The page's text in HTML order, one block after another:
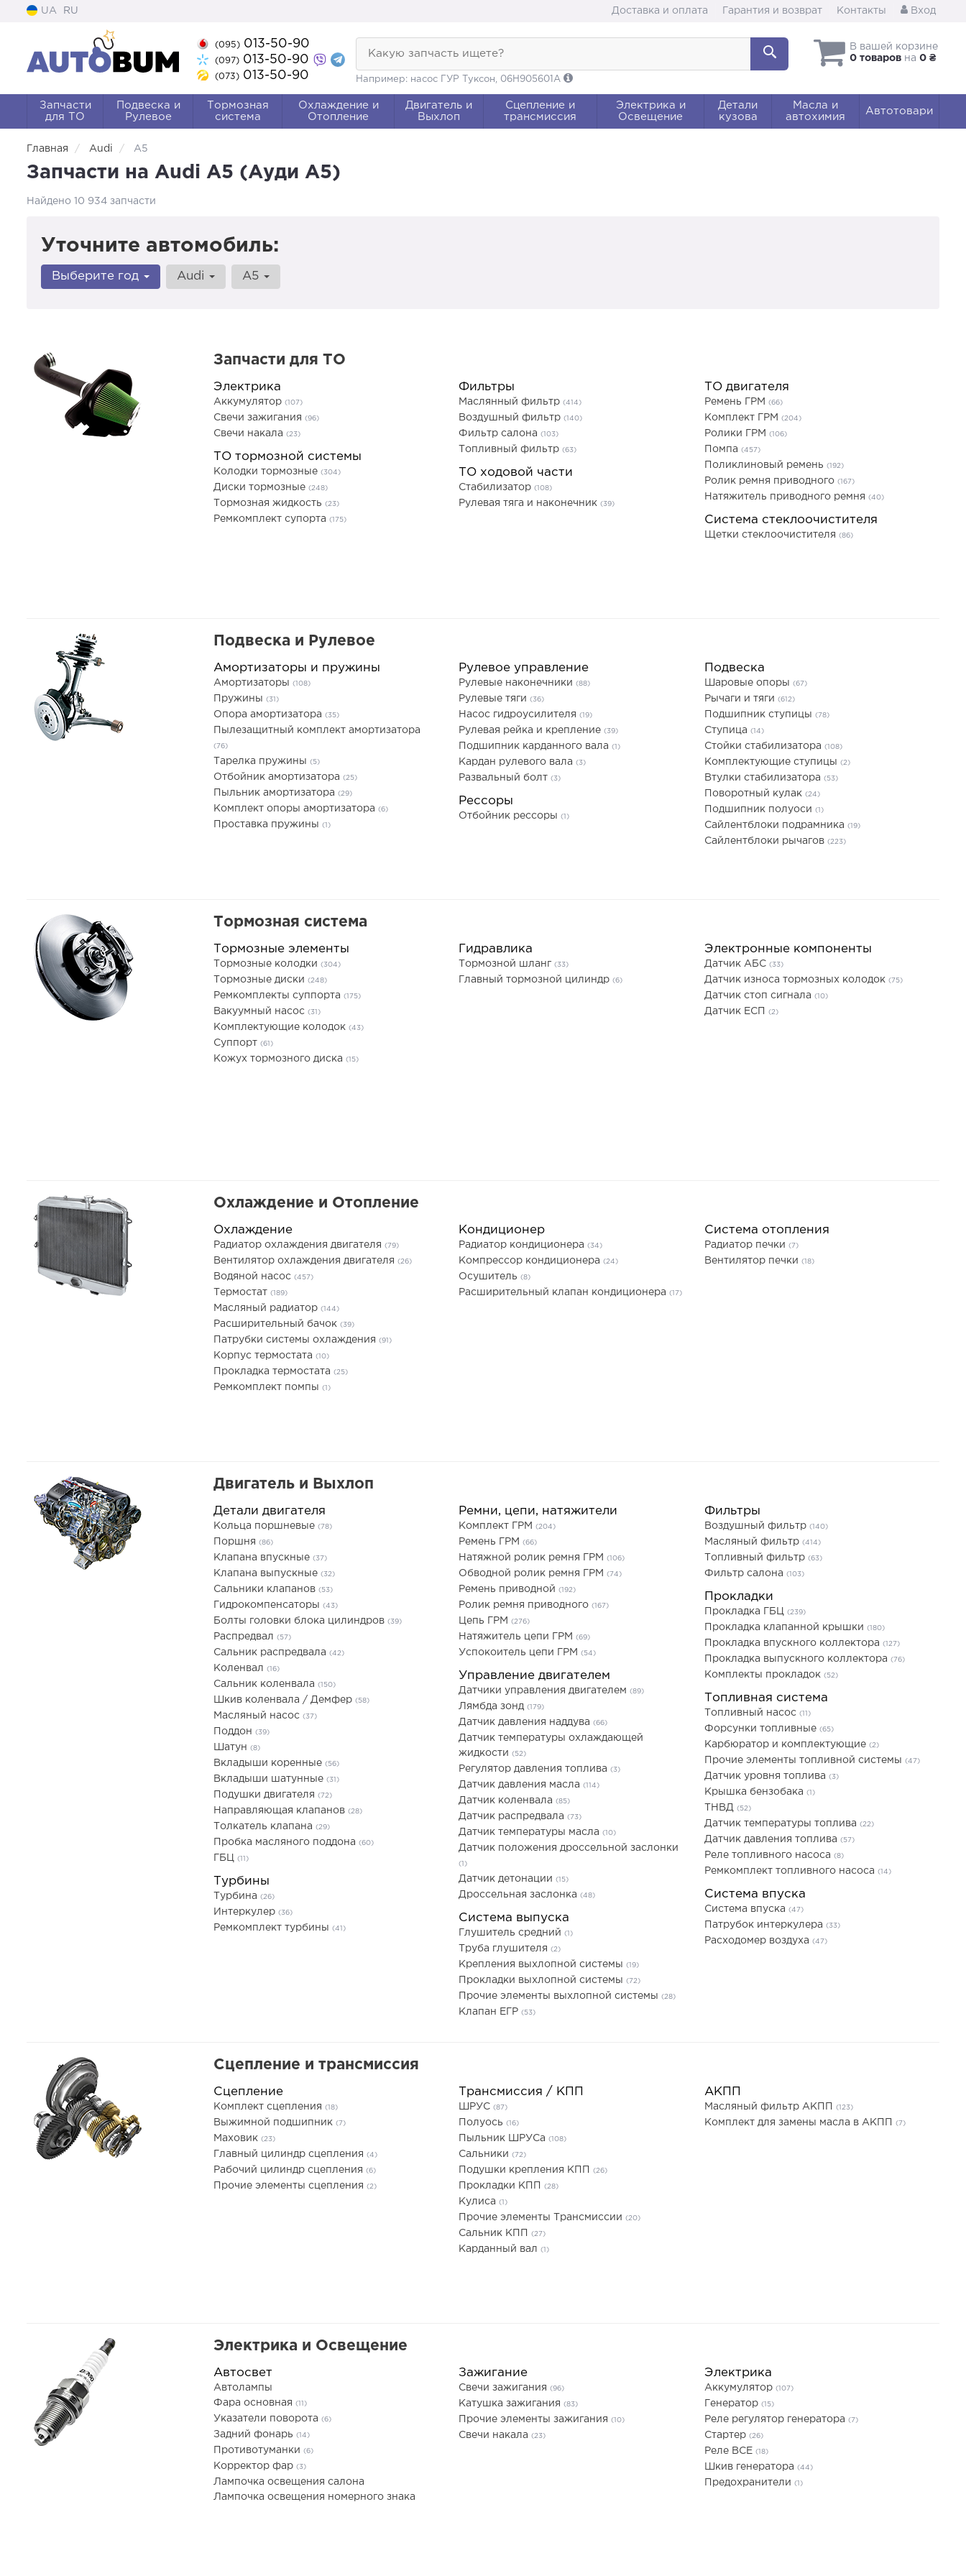
UA RU Доставка и оплата Гарантия и возврат Контакты Вход
(095)013-50-90
(097)013-50-90
(073)013-50-90
В вашей корзине
0 товаров на 0 ₴
Какую запчасть ищете?
Например: насос ГУР Туксон, 06H905601A
Запчасти
для ТО
Подвеска и
Рулевое
Тормозная
система
Охлаждение и
Отопление
Двигатель и
Выхлоп
Сцепление и
трансмиссия
Электрика и
Освещение
Детали
кузова
Масла и
автохимия
Автотовари
Главная Audi A5
Запчасти на Audi A5 (Ауди А5)
Найдено 10 934 запчасти
Уточните автомобиль:
Выберите год Audi A5
Запчасти для ТО
Электрика
Аккумулятор (107)
Свечи зажигания (96)
Свечи накала (23)
Фильтры
Маслянный фильтр (414)
Воздушный фильтр (140)
Фильтр салона (103)
Топливный фильтр (63)
ТО двигателя
Ремень ГРМ (66)
Комплект ГРМ (204)
Ролики ГРМ (106)
Помпа (457)
Поликлиновый ремень (192)
Ролик ремня приводного (167)
Натяжитель приводного ремня (40)
ТО тормозной системы
Колодки тормозные (304)
Диски тормозные (248)
Тормозная жидкость (23)
Ремкомплект супорта (175)
ТО ходовой части
Стабилизатор (108)
Рулевая тяга и наконечник (39)
Система стеклоочистителя
Щетки стеклоочистителя (86)
Подвеска и Рулевое
Амортизаторы и пружины
Амортизаторы (108)
Пружины (31)
Опора амортизатора (35)
Пылезащитный комплект амортизатора
(76)
Тарелка пружины (5)
Отбойник амортизатора (25)
Пыльник амортизатора (29)
Комплект опоры амортизатора (6)
Проставка пружины (1)
Рулевое управление
Рулевые наконечники (88)
Рулевые тяги (36)
Насос гидроусилителя (19)
Рулевая рейка и крепление (39)
Подшипник карданного вала (1)
Кардан рулевого вала (3)
Развальный болт (3)
Подвеска
Шаровые опоры (67)
Рычаги и тяги (612)
Подшипник ступицы (78)
Ступица (14)
Стойки стабилизатора (108)
Комплектующие ступицы (2)
Втулки стабилизатора (53)
Поворотный кулак (24)
Подшипник полуоси (1)
Сайлентблоки подрамника (19)
Сайлентблоки рычагов (223)
Рессоры
Отбойник рессоры (1)
Тормозная система
Тормозные элементы
Тормозные колодки (304)
Тормозные диски (248)
Ремкомплекты суппорта (175)
Вакуумный насос (31)
Комплектующие колодок (43)
Суппорт (61)
Кожух тормозного диска (15)
Гидравлика
Тормозной шланг (33)
Главный тормозной цилиндр (6)
Электронные компоненты
Датчик АБС (33)
Датчик износа тормозных колодок (75)
Датчик стоп сигнала (10)
Датчик ЕСП (2)
Охлаждение и Отопление
Охлаждение
Радиатор охлаждения двигателя (79)
Вентилятор охлаждения двигателя (26)
Водяной насос (457)
Термостат (189)
Масляный радиатор (144)
Расширительный бачок (39)
Патрубки системы охлаждения (91)
Корпус термостата (10)
Прокладка термостата (25)
Ремкомплект помпы (1)
Кондиционер
Радиатор кондиционера (34)
Компрессор кондиционера (24)
Осушитель (8)
Расширительный клапан кондиционера (17)
Система отопления
Радиатор печки (7)
Вентилятор печки (18)
Двигатель и Выхлоп
Детали двигателя
Кольца поршневые (78)
Поршня (86)
Клапана впускные (37)
Клапана выпускные (32)
Сальники клапанов (53)
Гидрокомпенсаторы (43)
Болты головки блока цилиндров (39)
Распредвал (57)
Сальник распредвала (42)
Коленвал (16)
Сальник коленвала (150)
Шкив коленвала / Демфер (58)
Масляный насос (37)
Поддон (39)
Шатун (8)
Вкладыши коренные (56)
Вкладыши шатунные (31)
Подушки двигателя (72)
Направляющая клапанов (28)
Толкатель клапана (29)
Пробка масляного поддона (60)
ГБЦ (11)
Ремни, цепи, натяжители
Комплект ГРМ (204)
Ремень ГРМ (66)
Натяжной ролик ремня ГРМ (106)
Обводной ролик ремня ГРМ (74)
Ремень приводной (192)
Ролик ремня приводного (167)
Цепь ГРМ (276)
Натяжитель цепи ГРМ (69)
Успокоитель цепи ГРМ (54)
Фильтры
Воздушный фильтр (140)
Масляный фильтр (414)
Топливный фильтр (63)
Фильтр салона (103)
Прокладки
Прокладка ГБЦ (239)
Прокладка клапанной крышки (180)
Прокладка впускного коллектора (127)
Прокладка выпускного коллектора (76)
Комплекты прокладок (52)
Управление двигателем
Датчики управления двигателем (89)
Лямбда зонд (179)
Датчик давления наддува (66)
Датчик температуры охлаждающей
жидкости (52)
Регулятор давления топлива (3)
Датчик давления масла (114)
Датчик коленвала (85)
Датчик распредвала (73)
Датчик температуры масла (10)
Датчик положения дроссельной заслонки
(1)
Датчик детонации (15)
Дроссельная заслонка (48)
Топливная система
Топливный насос (11)
Форсунки топливные (65)
Карбюратор и комплектующие (2)
Прочие элементы топливной системы (47)
Датчик уровня топлива (3)
Крышка бензобака (1)
ТНВД (52)
Датчик температуры топлива (22)
Датчик давления топлива (57)
Реле топливного насоса (8)
Ремкомплект топливного насоса (14)
Турбины
Турбина (26)
Интеркулер (36)
Ремкомплект турбины (41)
Система впуска
Система впуска (47)
Патрубок интеркулера (33)
Расходомер воздуха (47)
Система выпуска
Глушитель средний (1)
Труба глушителя (2)
Крепления выхлопной системы (19)
Прокладки выхлопной системы (72)
Прочие элементы выхлопной системы (28)
Клапан ЕГР (53)
Сцепление и трансмиссия
Сцепление
Комплект сцепления (18)
Выжимной подшипник (7)
Маховик (23)
Главный цилиндр сцепления (4)
Рабочий цилиндр сцепления (6)
Прочие элементы сцепления (2)
Трансмиссия / КПП
ШРУС (87)
Полуось (16)
Пыльник ШРУСа (108)
Сальники (72)
Подушки крепления КПП (26)
Прокладки КПП (28)
Кулиса (1)
Прочие элементы Трансмиссии (20)
Сальник КПП (27)
Карданный вал (1)
АКПП
Масляный фильтр АКПП (123)
Комплект для замены масла в АКПП (7)
Электрика и Освещение
Автосвет
Автолампы
Фара основная (11)
Указатели поворота (6)
Задний фонарь (14)
Противотуманки (6)
Корректор фар (3)
Лампочка освещения салона
Лампочка освещения номерного знака
Зажигание
Свечи зажигания (96)
Катушка зажигания (83)
Прочие элементы зажигания (10)
Свечи накала (23)
Электрика
Аккумулятор (107)
Генератор (15)
Реле регулятор генератора (7)
Стартер (26)
Реле ВСЕ (18)
Шкив генератора (44)
Предохранители (1)